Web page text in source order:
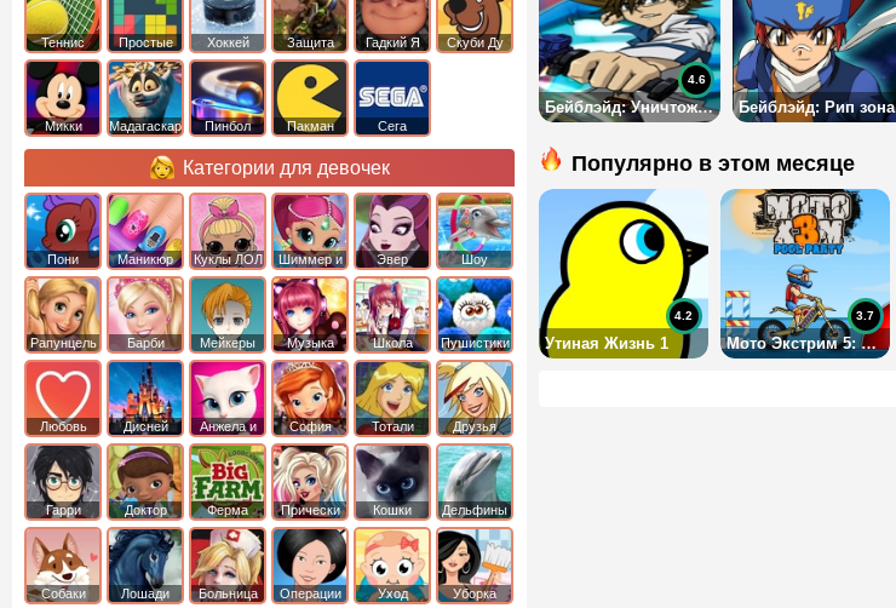
Бейблэйд: Уничтожение Зиро
4.6
Бейблэйд: Рип зона
Популярно в этом месяце
Утиная Жизнь 1
4.2
Мото Экстрим 5: бассейн
3.7
Теннис Простые Хоккей
Защита
башни
Гадкий Я Скуби Ду
Микки
Мадагаскар Пинбол Пакман Сега
Категории для девочек
Пони
креатор
Маникюр Куклы ЛОЛ
Шиммер и
Шайн
Эвер
Афтер Хай
Шоу
дельфинов
Рапунцель Барби Мейкеры Музыка Школа Пушистики
Любовь Дисней
Анжела и
том
София
Прекрасная
Тотали
Спайс
Друзья
ангелов
Гарри
Поттер
Доктор
Плюшева
Ферма Прически Кошки Дельфины
Собаки Лошади Больница Операции Уход Уборка